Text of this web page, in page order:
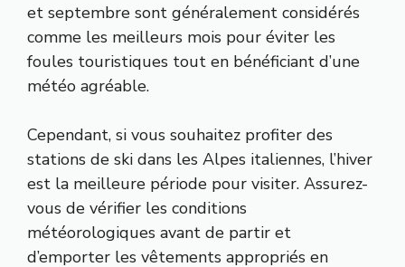
et septembre sont généralement considérés
comme les meilleurs mois pour éviter les
foules touristiques tout en bénéficiant d’une
météo agréable.
Cependant, si vous souhaitez profiter des
stations de ski dans les Alpes italiennes, l’hiver
est la meilleure période pour visiter. Assurez-
vous de vérifier les conditions
météorologiques avant de partir et
d’emporter les vêtements appropriés en